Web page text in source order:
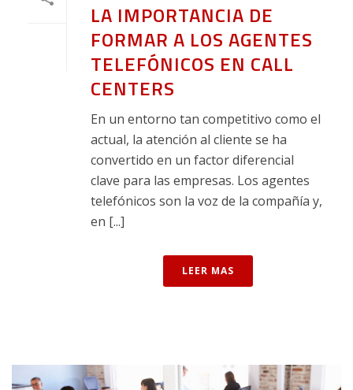
LA IMPORTANCIA DE
FORMAR A LOS AGENTES
TELEFÓNICOS EN CALL
CENTERS
En un entorno tan competitivo como el
actual, la atención al cliente se ha
convertido en un factor diferencial
clave para las empresas. Los agentes
telefónicos son la voz de la compañía y,
en [...]
LEER MAS